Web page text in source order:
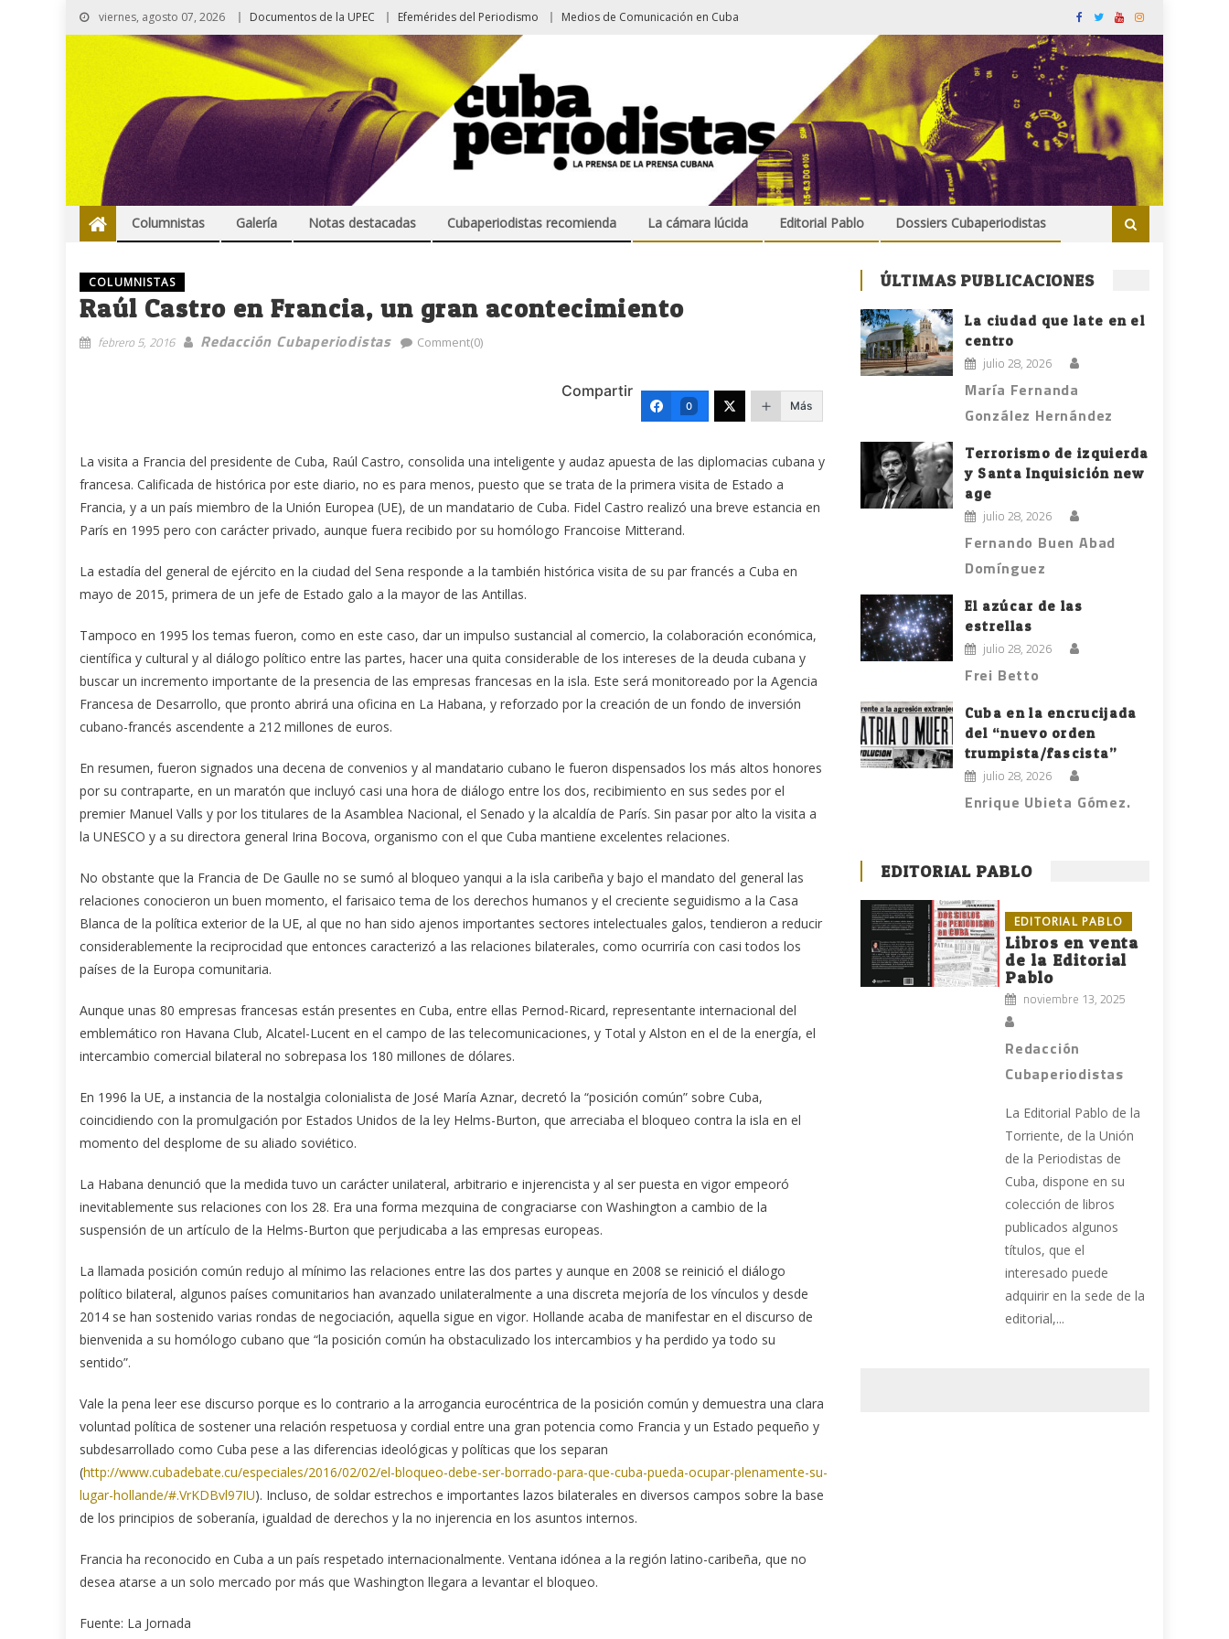
viernes, agosto 07, 2026 Documentos de la UPEC Efemérides del Periodismo Medios de Comunicación en Cuba
Columnistas Galería Notas destacadas Cubaperiodistas recomienda La cámara lúcida Editorial Pablo Dossiers Cubaperiodistas
COLUMNISTAS
Raúl Castro en Francia, un gran acontecimiento
febrero 5, 2016 Redacción Cubaperiodistas Comment(0)
Compartir
0 Más
La visita a Francia del presidente de Cuba, Raúl Castro, consolida una inteligente y audaz apuesta de las diplomacias cubana y
francesa. Calificada de histórica por este diario, no es para menos, puesto que se trata de la primera visita de Estado a
Francia, y a un país miembro de la Unión Europea (UE), de un mandatario de Cuba. Fidel Castro realizó una breve estancia en
París en 1995 pero con carácter privado, aunque fuera recibido por su homólogo Francoise Mitterand.
La estadía del general de ejército en la ciudad del Sena responde a la también histórica visita de su par francés a Cuba en
mayo de 2015, primera de un jefe de Estado galo a la mayor de las Antillas.
Tampoco en 1995 los temas fueron, como en este caso, dar un impulso sustancial al comercio, la colaboración económica,
científica y cultural y al diálogo político entre las partes, hacer una quita considerable de los intereses de la deuda cubana y
buscar un incremento importante de la presencia de las empresas francesas en la isla. Este será monitoreado por la Agencia
Francesa de Desarrollo, que pronto abrirá una oficina en La Habana, y reforzado por la creación de un fondo de inversión
cubano-francés ascendente a 212 millones de euros.
En resumen, fueron signados una decena de convenios y al mandatario cubano le fueron dispensados los más altos honores
por su contraparte, en un maratón que incluyó casi una hora de diálogo entre los dos, recibimiento en sus sedes por el
premier Manuel Valls y por los titulares de la Asamblea Nacional, el Senado y la alcaldía de París. Sin pasar por alto la visita a
la UNESCO y a su directora general Irina Bocova, organismo con el que Cuba mantiene excelentes relaciones.
No obstante que la Francia de De Gaulle no se sumó al bloqueo yanqui a la isla caribeña y bajo el mandato del general las
relaciones conocieron un buen momento, el farisaico tema de los derechos humanos y el creciente seguidismo a la Casa
Blanca de la política exterior de la UE, al que no han sido ajenos importantes sectores intelectuales galos, tendieron a reducir
considerablemente la reciprocidad que entonces caracterizó a las relaciones bilaterales, como ocurriría con casi todos los
países de la Europa comunitaria.
Aunque unas 80 empresas francesas están presentes en Cuba, entre ellas Pernod-Ricard, representante internacional del
emblemático ron Havana Club, Alcatel-Lucent en el campo de las telecomunicaciones, y Total y Alston en el de la energía, el
intercambio comercial bilateral no sobrepasa los 180 millones de dólares.
En 1996 la UE, a instancia de la nostalgia colonialista de José María Aznar, decretó la “posición común” sobre Cuba,
coincidiendo con la promulgación por Estados Unidos de la ley Helms-Burton, que arreciaba el bloqueo contra la isla en el
momento del desplome de su aliado soviético.
La Habana denunció que la medida tuvo un carácter unilateral, arbitrario e injerencista y al ser puesta en vigor empeoró
inevitablemente sus relaciones con los 28. Era una forma mezquina de congraciarse con Washington a cambio de la
suspensión de un artículo de la Helms-Burton que perjudicaba a las empresas europeas.
La llamada posición común redujo al mínimo las relaciones entre las dos partes y aunque en 2008 se reinició el diálogo
político bilateral, algunos países comunitarios han avanzado unilateralmente a una discreta mejoría de los vínculos y desde
2014 se han sostenido varias rondas de negociación, aquella sigue en vigor. Hollande acaba de manifestar en el discurso de
bienvenida a su homólogo cubano que “la posición común ha obstaculizado los intercambios y ha perdido ya todo su
sentido”.
Vale la pena leer ese discurso porque es lo contrario a la arrogancia eurocéntrica de la posición común y demuestra una clara
voluntad política de sostener una relación respetuosa y cordial entre una gran potencia como Francia y un Estado pequeño y
subdesarrollado como Cuba pese a las diferencias ideológicas y políticas que los separan
(http://www.cubadebate.cu/especiales/2016/02/02/el-bloqueo-debe-ser-borrado-para-que-cuba-pueda-ocupar-plenamente-su-
lugar-hollande/#.VrKDBvl97IU). Incluso, de soldar estrechos e importantes lazos bilaterales en diversos campos sobre la base
de los principios de soberanía, igualdad de derechos y la no injerencia en los asuntos internos.
Francia ha reconocido en Cuba a un país respetado internacionalmente. Ventana idónea a la región latino-caribeña, que no
desea atarse a un solo mercado por más que Washington llegara a levantar el bloqueo.
Fuente: La Jornada
ÚLTIMAS PUBLICACIONES
La ciudad que late en el
centro
julio 28, 2026
María Fernanda
González Hernández
Terrorismo de izquierda
y Santa Inquisición new
age
julio 28, 2026
Fernando Buen Abad
Domínguez
El azúcar de las
estrellas
julio 28, 2026
Frei Betto
Cuba en la encrucijada
del “nuevo orden
trumpista/fascista”
julio 28, 2026
Enrique Ubieta Gómez.
EDITORIAL PABLO
EDITORIAL PABLO
Libros en venta
de la Editorial
Pablo
noviembre 13, 2025
Redacción
Cubaperiodistas
La Editorial Pablo de la
Torriente, de la Unión
de la Periodistas de
Cuba, dispone en su
colección de libros
publicados algunos
títulos, que el
interesado puede
adquirir en la sede de la
editorial,...